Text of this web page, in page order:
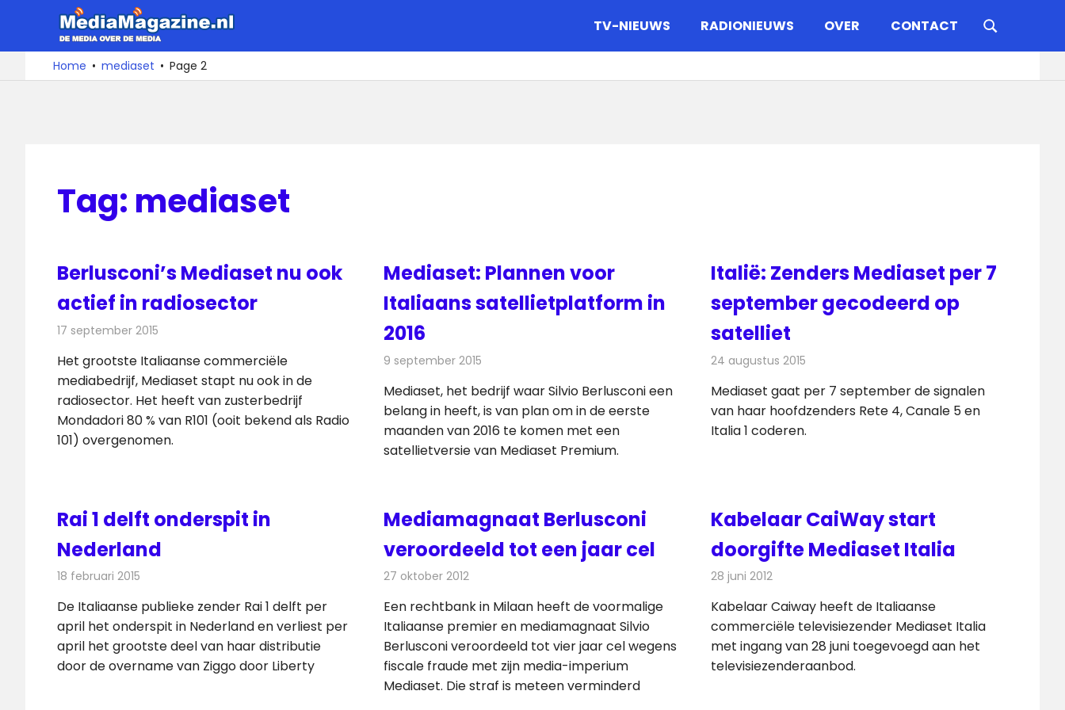
de
De
media
over
TV-NIEUWS RADIONIEUWS OVER CONTACT
Home mediaset Page 2
Tag: mediaset
Berlusconi’s Mediaset nu ook
actief in radiosector
17 september 2015
Het grootste Italiaanse commerciële
mediabedrijf, Mediaset stapt nu ook in de
radiosector. Het heeft van zusterbedrijf
Mondadori 80 % van R101 (ooit bekend als Radio
101) overgenomen.
Mediaset: Plannen voor
Italiaans satellietplatform in
2016
9 september 2015
Mediaset, het bedrijf waar Silvio Berlusconi een
belang in heeft, is van plan om in de eerste
maanden van 2016 te komen met een
satellietversie van Mediaset Premium.
Italië: Zenders Mediaset per 7
september gecodeerd op
satelliet
24 augustus 2015
Mediaset gaat per 7 september de signalen
van haar hoofdzenders Rete 4, Canale 5 en
Italia 1 coderen.
Rai 1 delft onderspit in
Nederland
18 februari 2015
De Italiaanse publieke zender Rai 1 delft per
april het onderspit in Nederland en verliest per
april het grootste deel van haar distributie
door de overname van Ziggo door Liberty
Mediamagnaat Berlusconi
veroordeeld tot een jaar cel
27 oktober 2012
Een rechtbank in Milaan heeft de voormalige
Italiaanse premier en mediamagnaat Silvio
Berlusconi veroordeeld tot vier jaar cel wegens
fiscale fraude met zijn media-imperium
Mediaset. Die straf is meteen verminderd
Kabelaar CaiWay start
doorgifte Mediaset Italia
28 juni 2012Redactie
Kabelzaken
Kabelaar Caiway heeft de Italiaanse
commerciële televisiezender Mediaset Italia
met ingang van 28 juni toegevoegd aan het
televisiezenderaanbod.